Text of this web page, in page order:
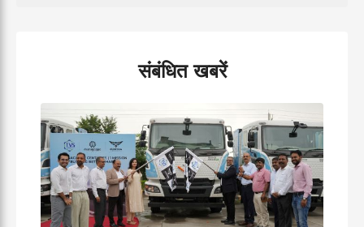
संबंधित खबरें